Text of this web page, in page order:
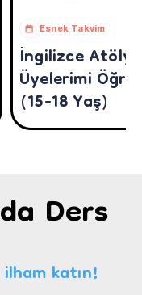
Esnek Takvim
İngilizce
Üyelerimi
(15-18 Yaş)
Ders
katın!